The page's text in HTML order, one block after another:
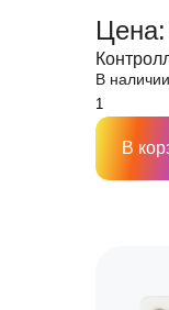
В наличии
В